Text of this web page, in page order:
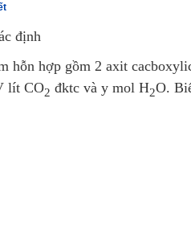
định
hỗn hợp gồm 2 axit
lít CO2 đktc và y mol H2O.